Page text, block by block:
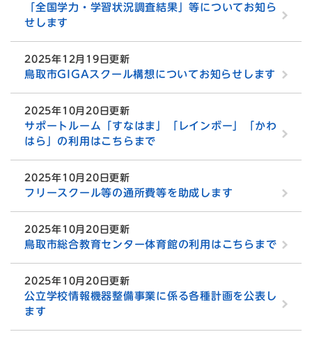
「全国学力・学習状況調査結果」等についてお知ら
せします
2025年12月19日更新
鳥取市GIGAスクール構想についてお知らせします
2025年10月20日更新
サポートルーム「すなはま」「レインボー」「かわ
はら」の利用はこちらまで
2025年10月20日更新
フリースクール等の通所費等を助成します
2025年10月20日更新
鳥取市総合教育センター体育館の利用はこちらまで
2025年10月20日更新
公立学校情報機器整備事業に係る各種計画を公表し
ます